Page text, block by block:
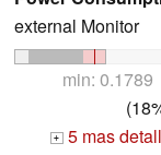
external Monitor
min:
+ 5 mas